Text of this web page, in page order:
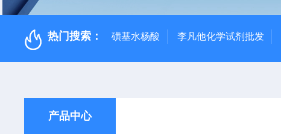
热门搜索： 磺基水杨酸 李凡他化学试剂批发
产品中心